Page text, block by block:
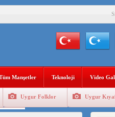
BİR HAKİKATTIR!
BİR SOYKIRIMDIR!
BİZİM KIRMIZI ÇİZGİMİZDİR!”
Manşetler Teknoloji Video
Uygur Folklor Uygur